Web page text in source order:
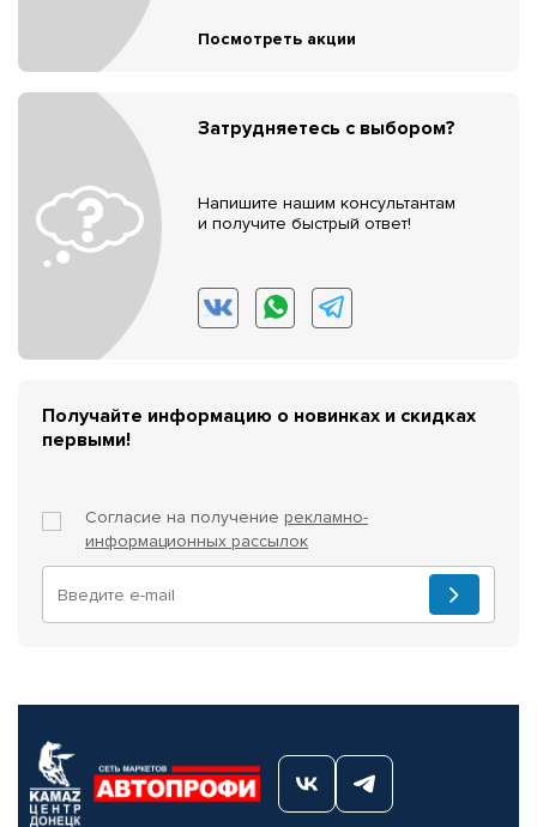
Посмотреть акции
Затрудняетесь с выбором?
Напишите нашим консультантам
и получите быстрый ответ!
Получайте информацию о новинках и скидках
первыми!
Согласие на получение рекламно-
информационных рассылок